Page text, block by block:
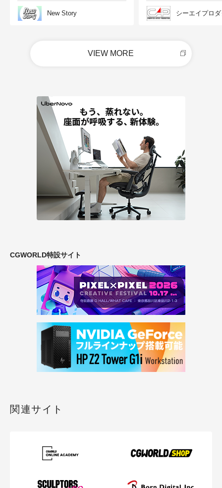
New Story シーエイプロ
VIEW MORE
CGWORLD特設サイト
関連サイト